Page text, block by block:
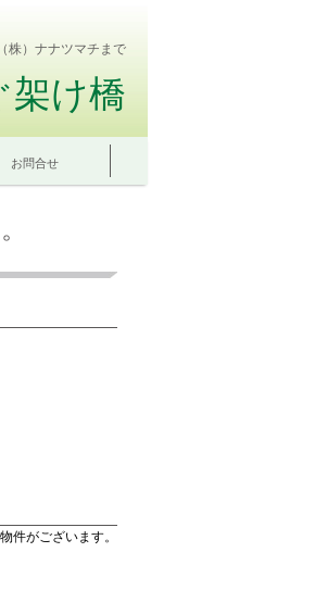
株）ナナツマチまで
架け橋
お問合せ
件がございます。